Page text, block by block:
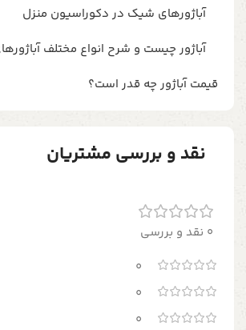
آباژورهای شیک در دکوراسیون منزل
آباژور چیست و شرح انواع مختلف
قیمت آباژور چه قدر است؟
نقد و بررسی مشتریان
0 نقد و بررسی
0
0
0